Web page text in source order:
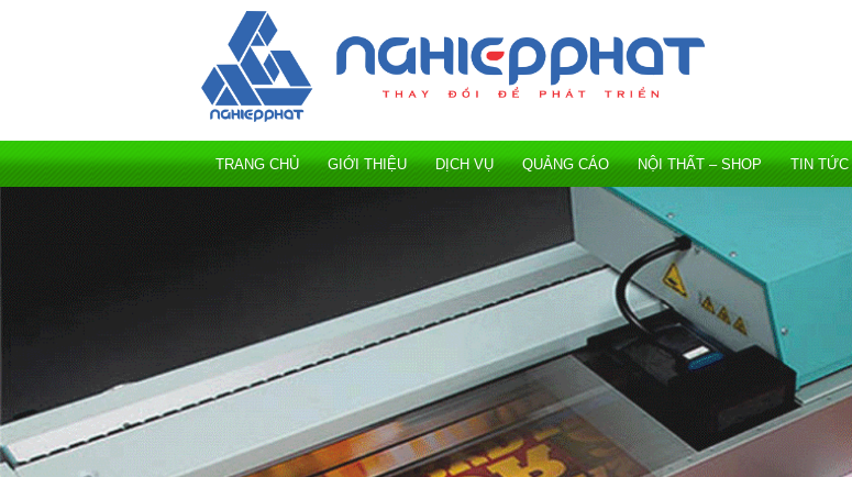
TRANG CHỦ GIỚI THIỆU DỊCH VỤ QUẢNG CÁO NỘI THẤT – SHOP TIN TỨC